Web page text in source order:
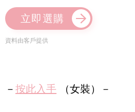
立即選購
資料由客戶提供
－ 按此入手 （女裝）－